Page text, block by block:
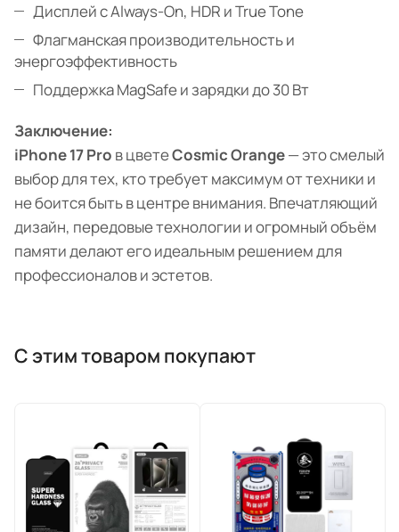
Дисплей с Always-On, HDR и True Tone
Флагманская производительность и
энергоэффективность
Поддержка MagSafe и зарядки до 30 Вт
Заключение:
iPhone 17 Pro в цветеCosmic Orange— это смелый
выбор для тех, кто требует максимум от техники и
не боится быть в центре внимания. Впечатляющий
дизайн, передовые технологии и огромный объём
памяти делают его идеальным решением для
профессионалов и эстетов.
С этим товаром покупают